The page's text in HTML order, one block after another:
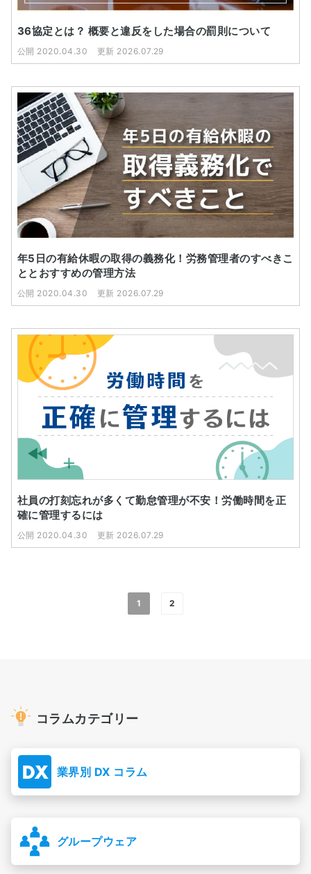
36協定とは？ 概要と違反をした場合の罰則について
公開 2020.04.30 更新 2026.07.29
年5日の有給休暇の取得の義務化！労務管理者のすべきこ
ととおすすめの管理方法
公開 2020.04.30 更新 2026.07.29
社員の打刻忘れが多くて勤怠管理が不安！労働時間を正
確に管理するには
公開 2020.04.30 更新 2026.07.29
1 2
コラムカテゴリー
業界別 DX コラム
グループウェア